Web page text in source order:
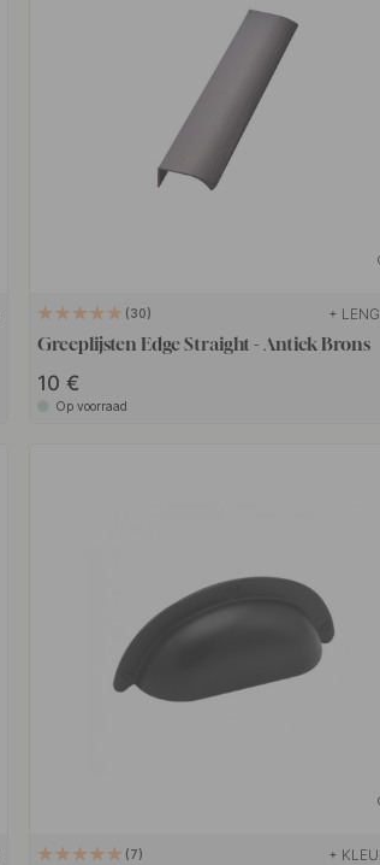
30 +
Greeplijsten Edge Straight - Antiek Brons
10 €
Op voorraad
7 +